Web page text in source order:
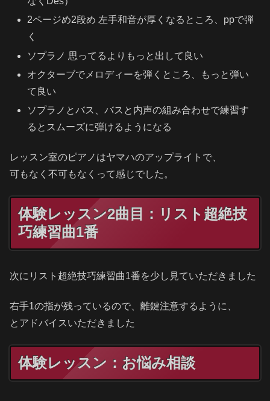
2ページめ2段め 左手和音が厚くなるところ、ppで弾
く
ソプラノ 思ってるよりもっと出して良い
オクターブでメロディーを弾くところ、もっと弾い
て良い
ソプラノとバス、バスと内声の組み合わせで練習す
るとスムーズに弾けるようになる
レッスン室のピアノはヤマハのアップライトで、
可もなく不可もなくって感じでした。
体験レッスン2曲目：リスト超絶技
巧練習曲1番
次にリスト超絶技巧練習曲1番を少し見ていただきました
右手1の指が残っているので、離鍵注意するように、
とアドバイスいただきました
体験レッスン：お悩み相談